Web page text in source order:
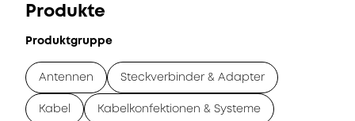
Produkte
Produktgruppe
Antennen Steckverbinder & Adapter
Kabel Kabelkonfektionen & Systeme